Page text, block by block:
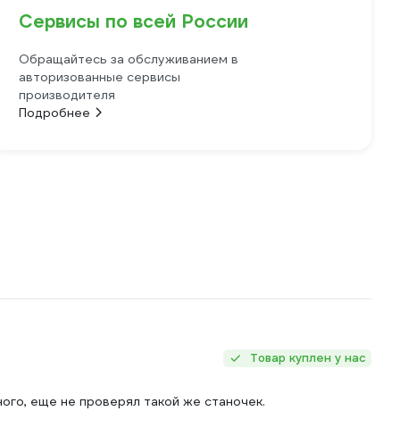
Сервисы по всей России
Обращайтесь за обслуживанием в
авторизованные сервисы
производителя
Подробнее
Товар куплен у нас
еще не проверял такой же станочек.